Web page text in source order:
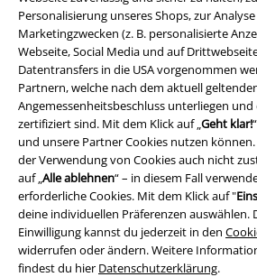
Personalisierung unseres Shops, zur
Marketingzwecken (z. B. personalisierte
Webseite, Social Media und auf
Datentransfers in die USA vorgenommen
Partnern, welche nach dem aktuell
Angemessenheitsbeschluss unterliegen
zertifiziert sind. Mit dem Klick auf „Geht klar!
und unsere Partner Cookies nutzen
der Verwendung von Cookies auch nicht
auf „Alle ablehnen“ – in diesem Fall
erforderliche Cookies. Mit dem Klick auf "
deine individuellen Präferenzen auswählen.
Einwilligung kannst du jederzeit in den
widerrufen oder ändern. Weitere
findest du hier Datenschutzerklärung.
Rechtliches
AGB
Impressum
Datenschutz
Entsorgung und Umweltschutz